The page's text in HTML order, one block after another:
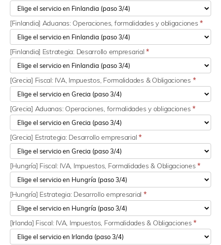
[Finlandia] Aduanas: Operaciones, formalidades y obligaciones*
[Finlandia] Estrategia: Desarrollo empresarial*
[Grecia] Fiscal: IVA, Impuestos, Formalidades & Obligaciones *
[Grecia] Aduanas: Operaciones, formalidades y obligaciones*
[Grecia] Estrategia: Desarrollo empresarial*
[Hungría] Fiscal: IVA, Impuestos, Formalidades & Obligaciones*
[Hungría] Estrategia: Desarrollo empresarial *
[Irlanda] Fiscal: IVA, Impuestos, Formalidades & Obligaciones*